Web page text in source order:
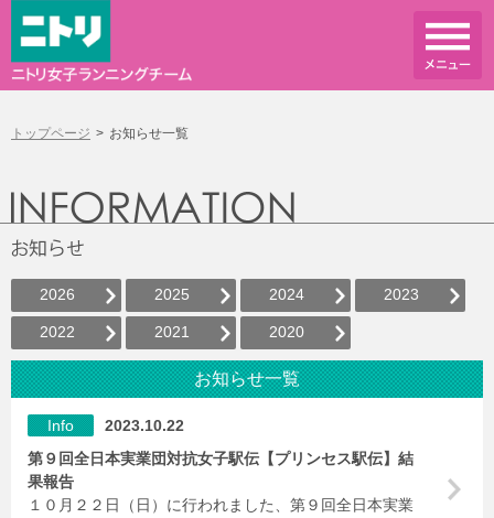
トップページ お知らせ一覧
2026 2025 2024 2023
2022 2021 2020
お知らせ一覧
Info
2023.10.22
第９回全日本実業団対抗女子駅伝【プリンセス駅伝】結
果報告
１０月２２日（日）に行われました、第９回全日本実業